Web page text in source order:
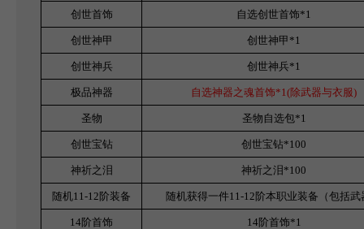
创世首饰 自选创世首饰*1
创世神甲 创世神甲*1
创世神兵 创世神兵*1
极品神器 自选神器之魂首饰*1(除武器与衣服)
圣物 圣物自选包*1
创世宝钻 创世宝钻*100
神祈之泪 神祈之泪*100
随机11-12阶装备 随机获得一件11-12阶本职业装备（包括武
14阶首饰 14阶首饰*1